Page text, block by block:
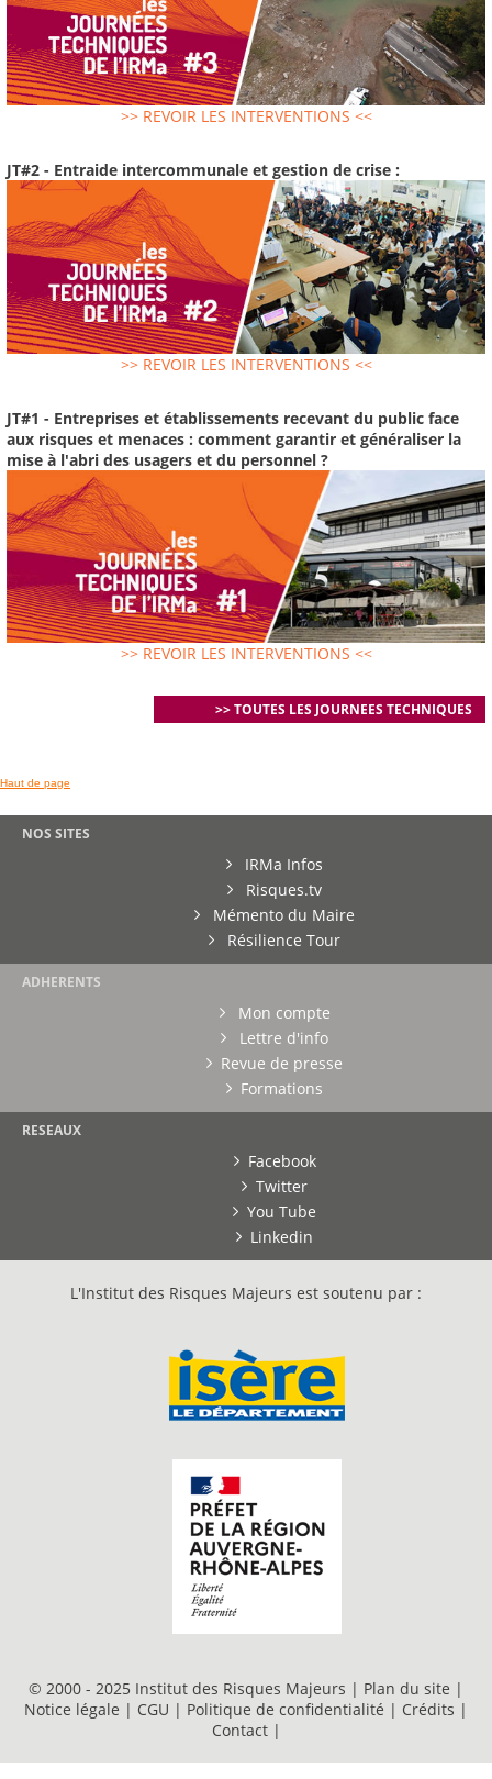
>> REVOIR LES INTERVENTIONS <<
JT#2 - Entraide intercommunale et gestion de crise :
>> REVOIR LES INTERVENTIONS <<
JT#1 - Entreprises et établissements recevant du public face
aux risques et menaces : comment garantir et généraliser la
mise à l'abri des usagers et du personnel ?
>> REVOIR LES INTERVENTIONS <<
>> TOUTES LES JOURNEES TECHNIQUES
Haut de page
NOS SITES
IRMa Infos
Risques.tv
Mémento du Maire
Résilience Tour
ADHERENTS
Mon compte
Lettre d'info
Revue de presse
Formations
RESEAUX
Facebook
Twitter
You Tube
Linkedin
L'Institut des Risques Majeurs est soutenu par :
© 2000 - 2025 Institut des Risques Majeurs | Plan du site |
Notice légale | CGU | Politique de confidentialité | Crédits |
Contact |